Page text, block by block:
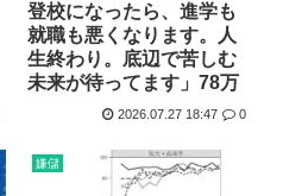
登校になったら、進学も
就職も悪くなります。人
生終わり。底辺で苦しむ
未来が待ってます」78万
2026.07.27 18:47 0
嫌儲